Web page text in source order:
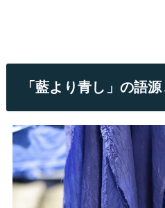
「藍より青し」の語